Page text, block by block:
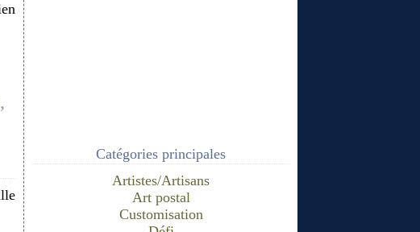
,
Catégories principales
Artistes/Artisans
Art postal
Customisation